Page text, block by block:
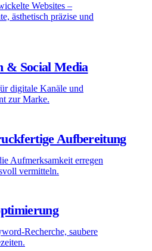
Websites –
ästhetisch präzise und
& Social Media
digitale Kanäle und
zur Marke.
Aufbereitung
Aufmerksamkeit erregen
vermitteln.
Recherche, saubere